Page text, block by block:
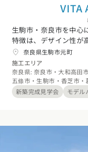
VITA
生駒市・奈良市を中心
特徴は、デザイン性が
適に暮らせることや、
を少なくし、資産価値
く保証。それがVITAの
動産仲介、外構、リノ
い」に関わる全てを
奈良県生駒市元町
施工エリア
奈良県: 奈良市・大和高田
五條市・生駒市・香芝市
町・生駒郡三郷町・生駒郡
郡三宅町・磯城郡田原本
新築完成見学会 モデル